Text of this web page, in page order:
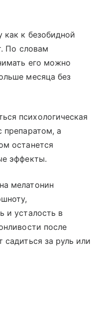
как к безобидной
По словам
его можно
месяца без
психологическая
препаратом, а
останется
эффекты.
мелатонин
и усталость в
после
садиться за руль или